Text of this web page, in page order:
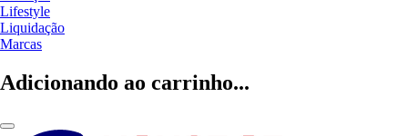
Lifestyle
Liquidação
Marcas
Adicionando ao carrinho...